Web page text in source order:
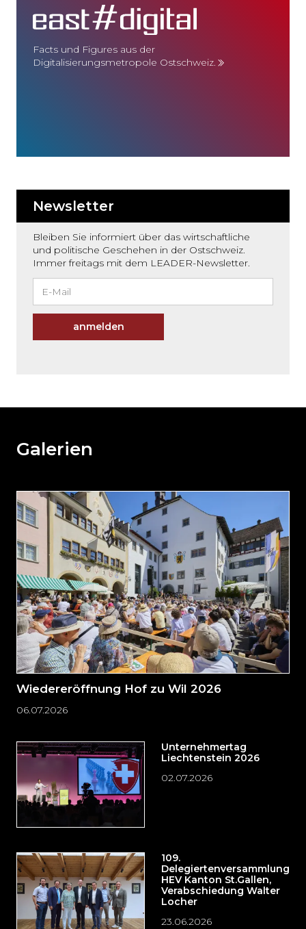
Facts und Figures aus der
Digitalisierungsmetropole Ostschweiz.
Newsletter
Bleiben Sie informiert über das wirtschaftliche
und politische Geschehen in der Ostschweiz.
Immer freitags mit dem LEADER-Newsletter.
anmelden
weiteren
und
direkt
zum
Seitenende
springen?
Galerien
Wiedereröffnung Hof zu Wil 2026
06.07.2026
Unternehmertag
Liechtenstein 2026
02.07.2026
109.
Delegiertenversammlung
HEV Kanton St.Gallen,
Verabschiedung Walter
Locher
23.06.2026